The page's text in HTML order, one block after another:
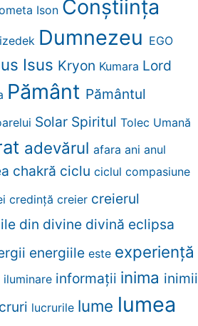
Ison Conștiința
Dumnezeu EGO
Isus Kryon Kumara Lord
Pământ Pământul
Solar SpiritulTolec Umană
adevărulafaraanianul
chakră cicluciclulcompasiune
credinţăcreier creierul
din divine divină eclipsa
energiileeste experiență
iluminare informații inima inimii
lucrurile lume lumea